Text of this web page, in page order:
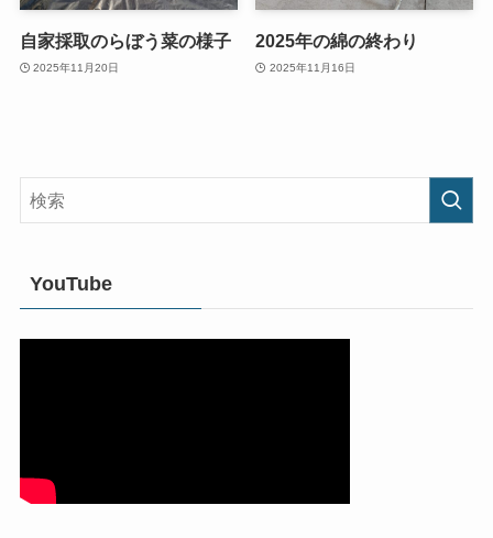
自家採取のらぼう菜の様子
2025年11月20日
2025年の綿の終わり
2025年11月16日
YouTube